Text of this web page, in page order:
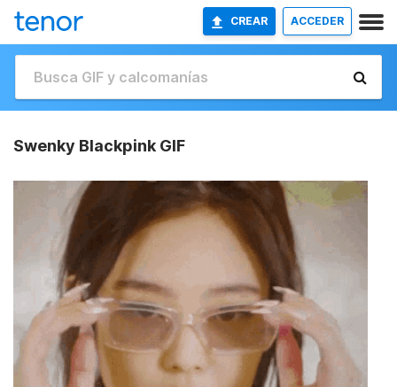
CREAR ACCEDER
Swenky Blackpink GIF